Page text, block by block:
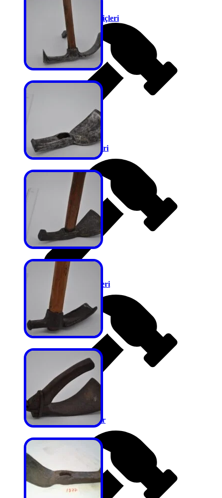
Şeker Kırma Çekiçleri
Taş Devri Çekiçleri
Taş Ustası Çekiçleri
Teberler ve Asalar